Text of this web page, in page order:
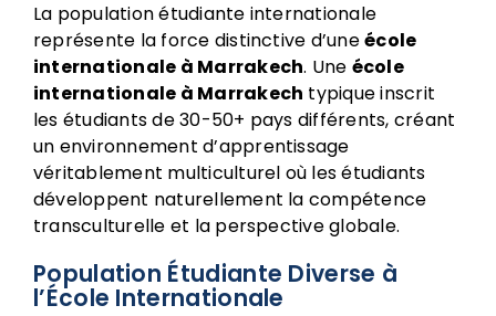
La population étudiante internationale
représente la force distinctive d’uneécole
internationale à Marrakech. Une école
internationale à Marrakech typique inscrit
les étudiants de 30-50+ pays différents, créant
un environnement d’apprentissage
véritablement multiculturel où les étudiants
développent naturellement la compétence
transculturelle et la perspective globale.
Population Étudiante Diverse à
l’École Internationale